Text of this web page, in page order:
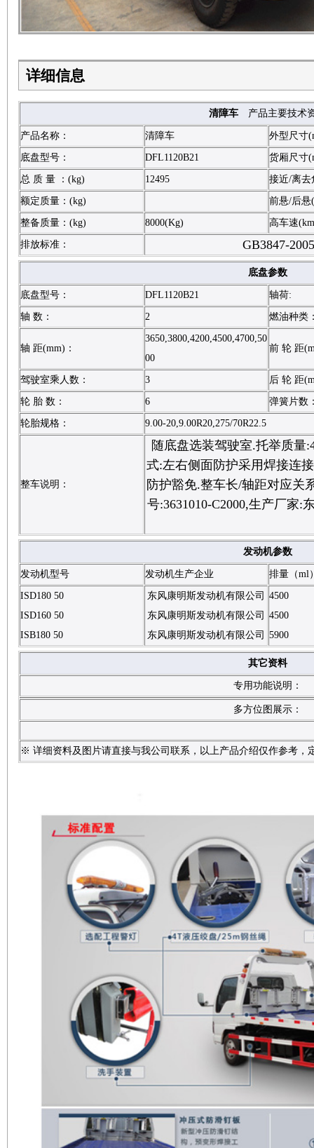
详细信息
清障车 产品主要技术
产品名称： 清障车 外型尺寸
底盘型号： DFL1120B21 货厢尺寸
总 质 量 ：(kg) 12495 接近/离去
额定质量：(kg) 前悬/后悬
整备质量：(kg) 8000(Kg) 高车速
排放标准： GB3847-
底盘参数
底盘型号： DFL1120B21 轴荷:
轴 数： 2 燃油种类
轴 距(mm)：
3650,3800,4200,4500,4700,50
00
前 轮 距
驾驶室乘人数： 3 后 轮 距
轮 胎 数： 6 弹簧片数
轮胎规格： 9.00-20,9.00R20,275/70R22.5
整车说明：
随底盘选装驾驶室.托举质量
式:左右侧面防护采用焊接连
防护豁免.整车长/轴距对应关
号:3631010-C2000,生产厂家:
发动机参数
发动机型号 发动机生产企业 排量（ml
ISD180 50
ISD160 50
ISB180 50
东风康明斯发动机有限公司
东风康明斯发动机有限公司
东风康明斯发动机有限公司
4500
4500
5900
其它资料
专用功能说明：
多方位图展示：
※ 详细资料及图片请直接与我公司联系，以上产品介绍仅作参考，